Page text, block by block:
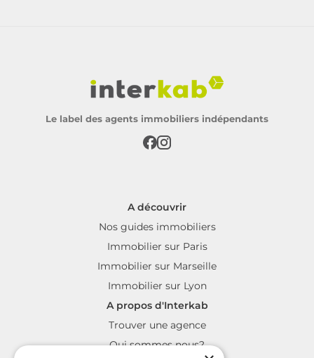
Le label des agents immobiliers indépendants
A découvrir
Nos guides immobiliers
Immobilier sur Paris
Immobilier sur Marseille
Immobilier sur Lyon
A propos d'Interkab
Trouver une agence
Qui sommes nous?